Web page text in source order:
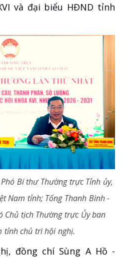
và đại biểu HĐND tỉnh
Bí thư Thường trực Tỉnh ủy,
Nam tỉnh; Tống Thanh Bình -
Chủ tịch Thường trực Ủy ban
tỉnh chủ trì hội nghị.
đồng chí Sùng A Hồ -